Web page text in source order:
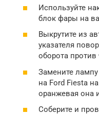
Используйте
блок фары на
Выкрутите из
указателя
оборота против
Замените лампу
на Ford Fiesta
оранжевая она
Соберите и